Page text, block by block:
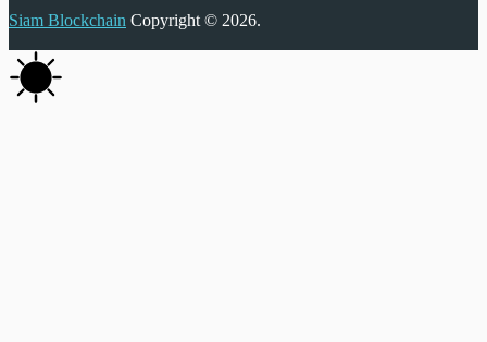
Siam Blockchain Copyright © 2026.